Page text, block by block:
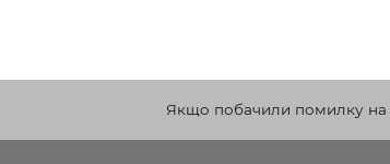
Якщо побачили помилку на